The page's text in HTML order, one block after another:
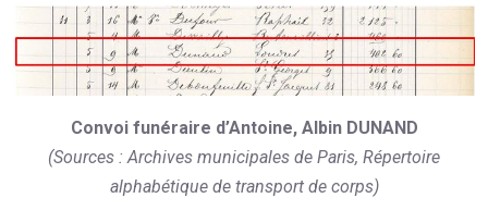
Convoi funéraire d’Antoine, Albin DUNAND
(Sources : Archives municipales de Paris, Répertoire
alphabétique de transport de corps)